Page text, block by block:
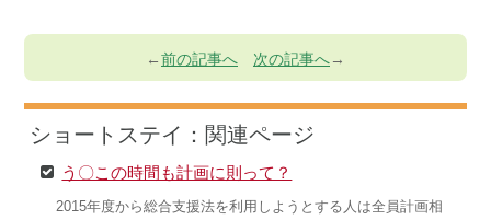
←前の記事へ 次の記事へ→
ショートステイ：関連ページ
う〇この時間も計画に則って？
2015年度から総合支援法を利用しようとする人は全員計画相